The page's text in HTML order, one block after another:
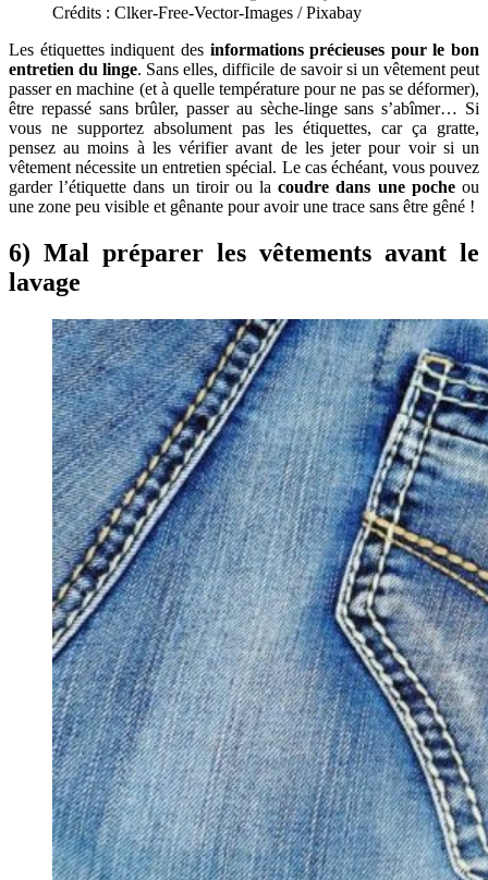
Crédits : Clker-Free-Vector-Images / Pixabay
Les étiquettes indiquent des informations précieuses pour le bon
entretien du linge. Sans elles, difficile de savoir si un vêtement peut
passer en machine (et à quelle température pour ne pas se déformer),
être repassé sans brûler, passer au sèche-linge sans s’abîmer… Si
vous ne supportez absolument pas les étiquettes, car ça gratte,
pensez au moins à les vérifier avant de les jeter pour voir si un
vêtement nécessite un entretien spécial. Le cas échéant, vous pouvez
garder l’étiquette dans un tiroir ou lacoudre dans une pocheou
une zone peu visible et gênante pour avoir une trace sans être gêné !
6) Mal préparer les vêtements avant le
lavage